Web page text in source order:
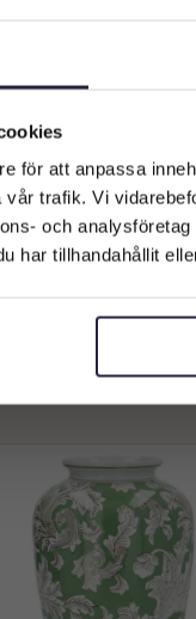
för att anpassa
trafik. Vi
och
har tillhandahållit
l Bordslampa
2299kr
Lägg till i varukorg
Vilken typ av kund är